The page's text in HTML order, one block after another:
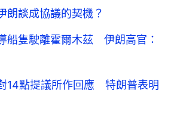
朗談成協議的契機？
船隻駛離霍爾木茲 伊朗高官：
14點提議所作回應 特朗普表明